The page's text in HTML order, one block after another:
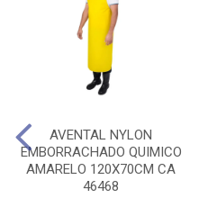
AVENTAL NYLON
EMBORRACHADO QUIMICO
AMARELO 120X70CM CA
46468